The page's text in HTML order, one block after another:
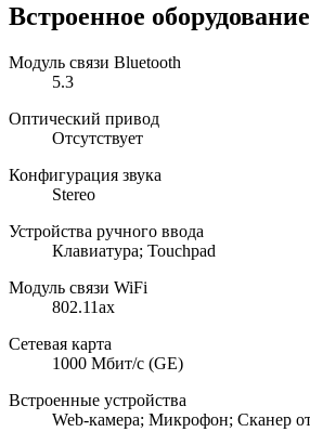
Встроенное оборудование
Модуль связи Bluetooth
5.3
Оптический привод
Отсутствует
Конфигурация звука
Stereo
Устройства ручного ввода
Клавиатура; Touchpad
Модуль связи WiFi
802.11ax
Сетевая карта
1000 Мбит/с (GE)
Встроенные устройства
Web-камера; Микрофон; Сканер